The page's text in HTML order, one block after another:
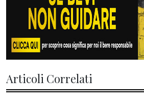
Articoli Correlati